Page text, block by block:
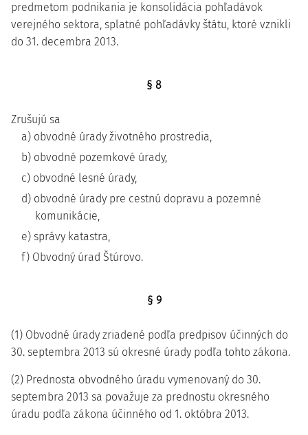
predmetom podnikania je konsolidácia pohľadávok
verejného sektora, splatné pohľadávky štátu, ktoré vznikli
do 31. decembra 2013.
§ 8
Zrušujú sa
a) obvodné úrady životného prostredia,
b) obvodné pozemkové úrady,
c) obvodné lesné úrady,
d) obvodné úrady pre cestnú dopravu a pozemné
komunikácie,
e) správy katastra,
f) Obvodný úrad Štúrovo.
§ 9
(1) Obvodné úrady zriadené podľa predpisov účinných do
30. septembra 2013 sú okresné úrady podľa tohto zákona.
(2) Prednosta obvodného úradu vymenovaný do 30.
septembra 2013 sa považuje za prednostu okresného
úradu podľa zákona účinného od 1. októbra 2013.